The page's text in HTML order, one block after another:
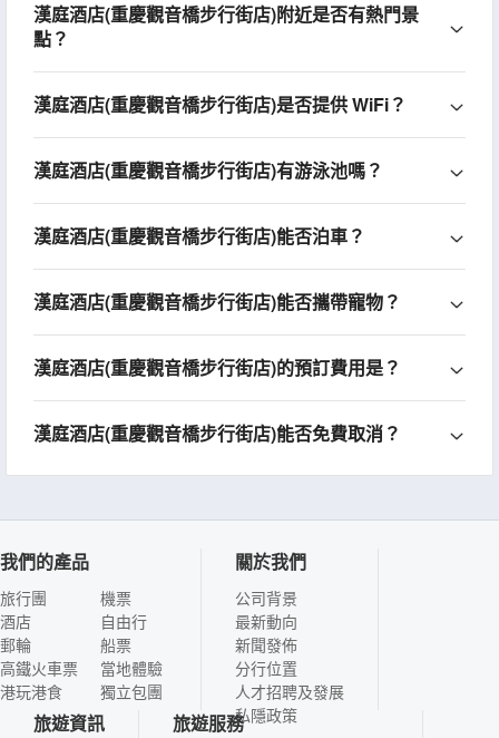
漢庭酒店(重慶觀音橋步行街店)附近是否有熱門景
點？
漢庭酒店(重慶觀音橋步行街店)是否提供 WiFi？
漢庭酒店(重慶觀音橋步行街店)有游泳池嗎？
漢庭酒店(重慶觀音橋步行街店)能否泊車？
漢庭酒店(重慶觀音橋步行街店)能否攜帶寵物？
漢庭酒店(重慶觀音橋步行街店)的預訂費用是？
漢庭酒店(重慶觀音橋步行街店)能否免費取消？
我們的產品
旅行團
酒店
郵輪
高鐵火車票
港玩港食
機票
自由行
船票
當地體驗
獨立包團
關於我們
公司背景
最新動向
新聞發佈
分行位置
人才招聘及發展
私隱政策
旅遊資訊 旅遊服務